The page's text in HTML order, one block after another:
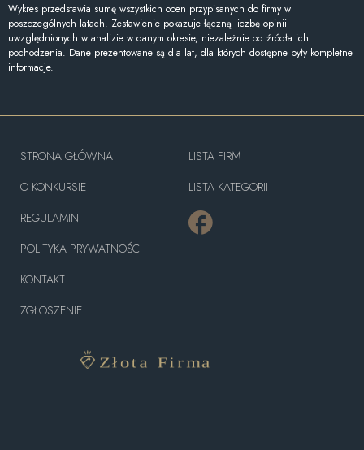
Wykres przedstawia sumę wszystkich ocen przypisanych do firmy w
poszczególnych latach. Zestawienie pokazuje łączną liczbę opinii
uwzględnionych w analizie w danym okresie, niezależnie od źródła ich
pochodzenia. Dane prezentowane są dla lat, dla których dostępne były kompletne
informacje.
STRONA GŁÓWNA
O KONKURSIE
REGULAMIN
POLITYKA PRYWATNOŚCI
KONTAKT
ZGŁOSZENIE
LISTA FIRM
LISTA KATEGORII